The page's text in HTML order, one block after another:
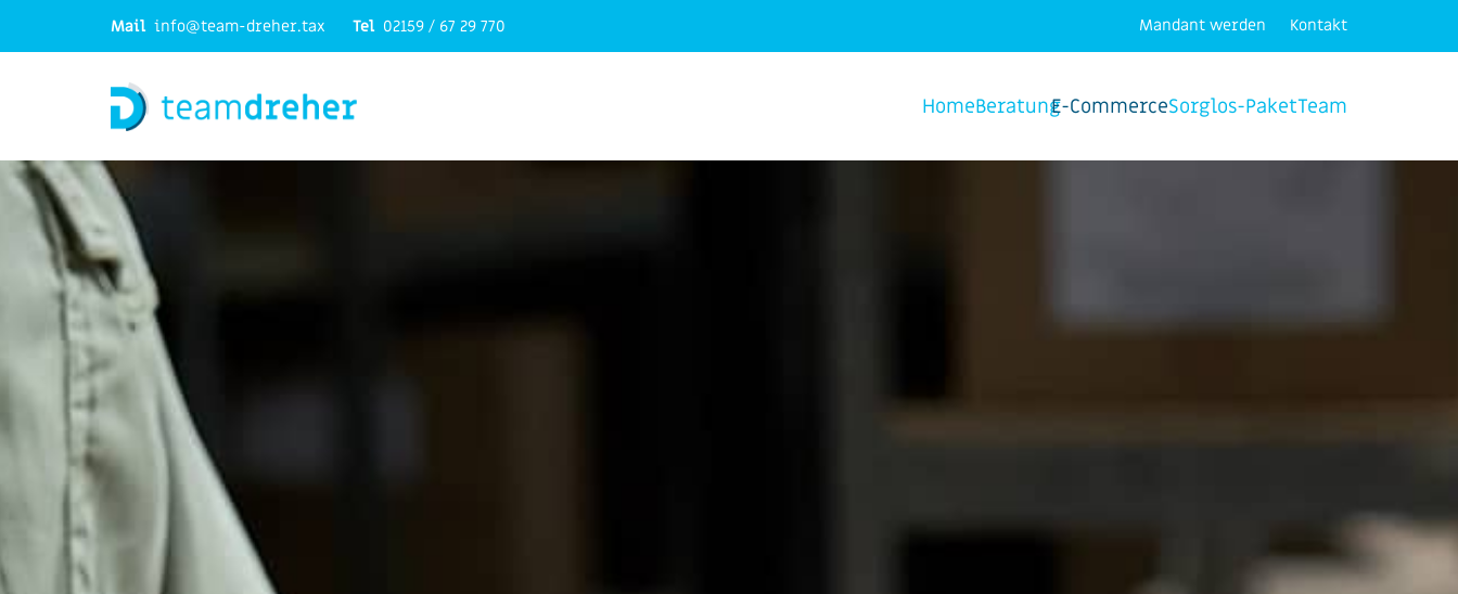
Mail info@team-dreher.tax Tel 02159 / 67 29 770 Mandant werden Kontakt
HomeBeratungE-CommerceSorglos-PaketTeam